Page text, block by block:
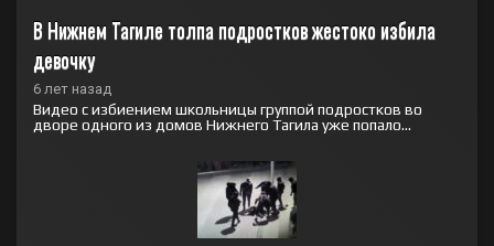
В Нижнем Тагиле толпа подростков жестоко избила
девочку
6 лет назад
Видео с избиением школьницы группой подростков во
дворе одного из домов Нижнего Тагила уже попало...